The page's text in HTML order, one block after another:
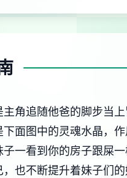
角追随他爸的脚步当
下面图中的灵魂水晶，
子一看到你的房子跟屎
也不断提升着妹子们